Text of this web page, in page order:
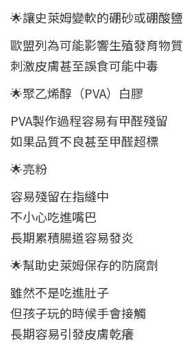
🌟讓史萊姆變軟的硼砂或硼酸鹽
歐盟列為可能影響生殖發育物質
刺激皮膚甚至誤食可能中毒
🌟聚乙烯醇（PVA）白膠
PVA製作過程容易有甲醛殘留
如果品質不良甚至甲醛超標
🌟亮粉
容易殘留在指縫中
不小心吃進嘴巴
長期累積腸道容易發炎
🌟幫助史萊姆保存的防腐劑
雖然不是吃進肚子
但孩子玩的時候手會接觸
長期容易引發皮膚乾癢